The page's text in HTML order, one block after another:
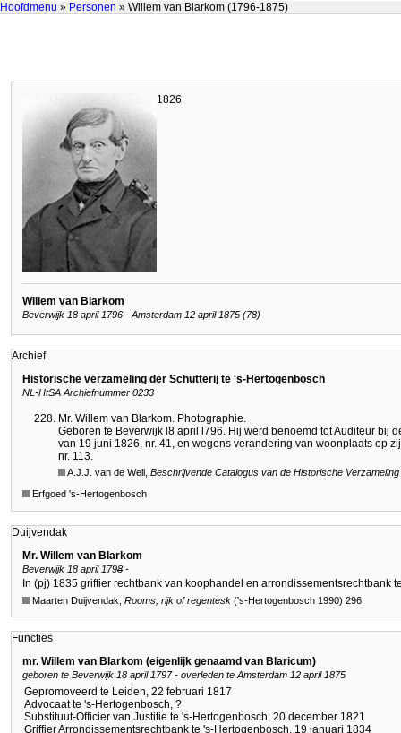
Hoofdmenu » Personen » Willem van Blarkom (1796-1875)
1826
Willem van Blarkom
Beverwijk 18 april 1796 - Amsterdam 12 april 1875 (78)
Archief
Historische verzameling der Schutterij te 's-Hertogenbosch
NL-HtSA Archiefnummer 0233
Mr. Willem van Blarkom. Photographie.
Geboren te Beverwijk l8 april l796. Hij werd benoemd tot Auditeur bij
van 19 juni 1826, nr. 41, en wegens verandering van woonplaats op
nr. 113.
A.J.J. van de Well, Beschrijvende Catalogus van de Historische
Erfgoed 's-Hertogenbosch
Duijvendak
Mr. Willem van Blarkom
Beverwijk 18 april 1798 -
In (pj) 1835 griffier rechtbank van koophandel en arrondissementsrechtbank
Maarten Duijvendak, Rooms, rijk of regentesk ('s-Hertogenbosch 1990) 296
Functies
mr. Willem van Blarkom (eigenlijk genaamd van Blaricum)
geboren te Beverwijk 18 april 1797 - overleden te Amsterdam 12 april 1875
Gepromoveerd te Leiden, 22 februari 1817
Advocaat te 's-Hertogenbosch, ?
Substituut-Officier van Justitie te 's-Hertogenbosch, 20 december 1821
Griffier Arrondissementsrechtbank te 's-Hertogenbosch, 19 januari 1834